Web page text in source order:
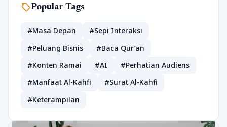
sellPopular Tags
#Masa Depan
#Sepi Interaksi
#Peluang Bisnis
#Baca Qur’an
#Konten Ramai
#AI
#Perhatian Audiens
#Manfaat Al-Kahfi
#Surat Al-Kahfi
#Keterampilan